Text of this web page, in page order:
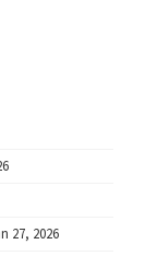
27, 2026